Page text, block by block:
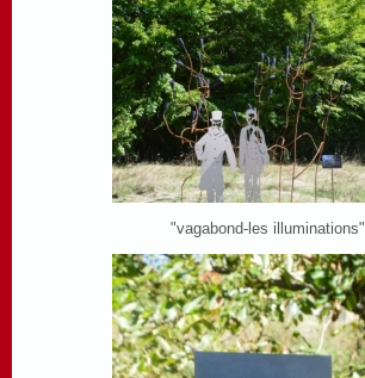
"vagabond-les illuminations"